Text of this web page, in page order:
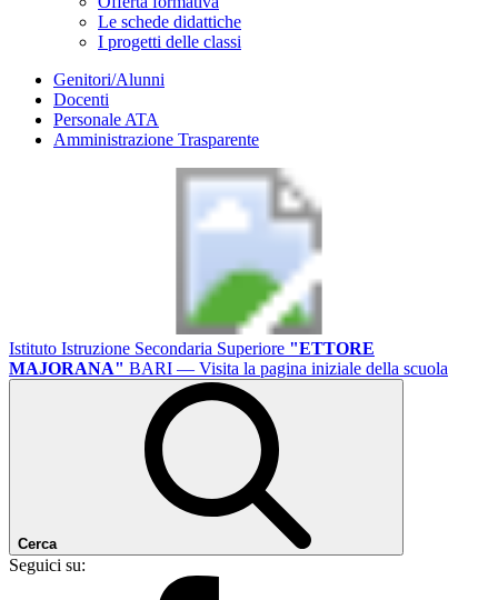
Le schede didattiche
I progetti delle classi
Genitori/Alunni
Docenti
Personale ATA
Amministrazione Trasparente
Istituto Istruzione Secondaria Superiore "ETTORE
MAJORANA" BARI — Visita la pagina iniziale della scuola
Cerca
Seguici su: